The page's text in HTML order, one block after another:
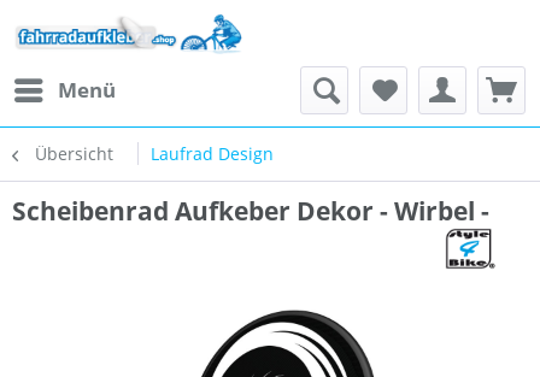
Menü
Übersicht Laufrad Design
Scheibenrad Aufkeber Dekor - Wirbel -